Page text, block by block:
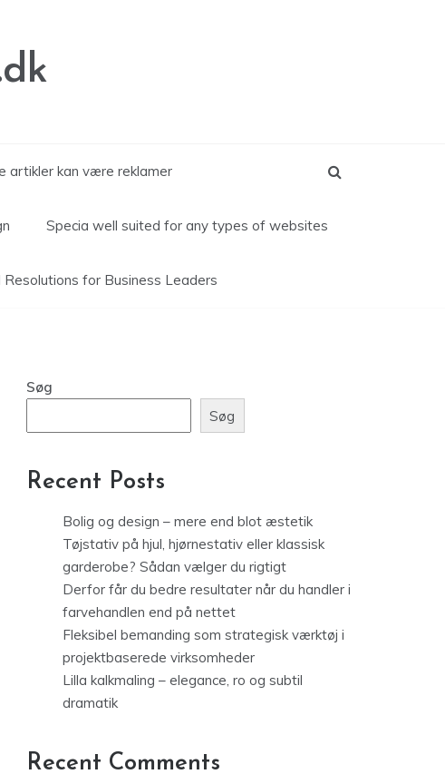
artikler kan være reklamer
Specia well suited for any types of websites
for Business Leaders
Søg
Søg
Recent Posts
Bolig og design – mere end blot æstetik
Tøjstativ på hjul, hjørnestativ eller klassisk
garderobe? Sådan vælger du rigtigt
Derfor får du bedre resultater når du handler i
farvehandlen end på nettet
Fleksibel bemanding som strategisk værktøj i
projektbaserede virksomheder
Lilla kalkmaling – elegance, ro og subtil
dramatik
Recent Comments